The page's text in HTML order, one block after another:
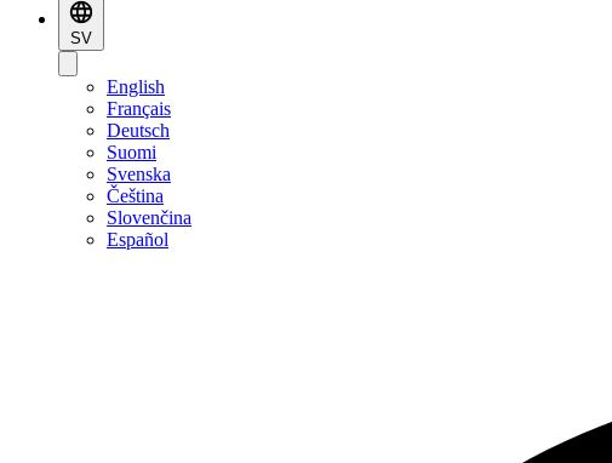
SV
English
Français
Deutsch
Suomi
Svenska
Čeština
Slovenčina
Español